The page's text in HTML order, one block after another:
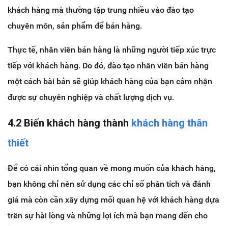
khách hàng mà thường tập trung nhiều vào đào tạo
chuyên môn, sản phẩm để bán hàng.
Thực tế, nhân viên bán hàng là những người tiếp xúc trực
tiếp với khách hàng. Do đó, đào tạo nhân viên bán hàng
một cách bài bản sẽ giúp khách hàng của bạn cảm nhận
được sự chuyên nghiệp và chất lượng dịch vụ.
4.2 Biến khách hàng thành khách hàng thân
thiết
Để có cái nhìn tổng quan về mong muốn của khách hàng,
bạn không chỉ nên sử dụng các chỉ số phân tích và đánh
giá mà còn cần xây dựng mối quan hệ với khách hàng dựa
trên sự hài lòng và những lợi ích mà bạn mang đến cho